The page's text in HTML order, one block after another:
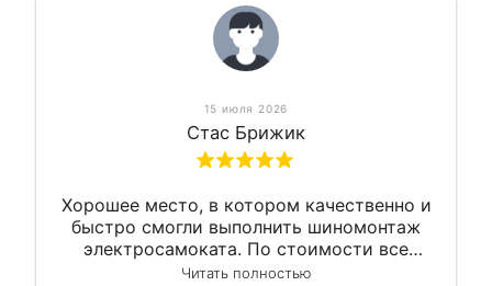
15 июля 2026
Стас Брижик
Хорошее место, в котором качественно и
быстро смогли выполнить шиномонтаж
электросамоката. По стоимости все
вышло вообще приемлемо хочу сказать.
Читать полностью